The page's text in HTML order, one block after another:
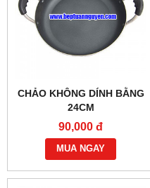
CHẢO KHÔNG DÍNH BẰNG
24CM
90,000 đ
MUA NGAY